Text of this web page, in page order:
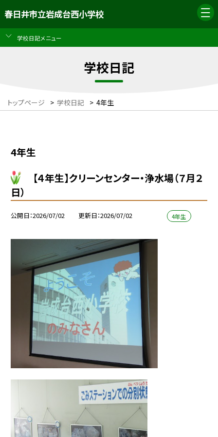
春日井市立岩成台西小学校
学校日記メニュー
学校日記
トップページ > 学校日記 > 4年生
4年生
【４年生】クリーンセンター・浄水場（７月２
日）
公開日 2026/07/02 更新日 2026/07/02 4年生